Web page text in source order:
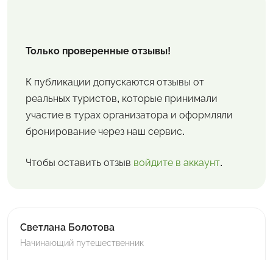
Только проверенные отзывы!
К публикации допускаются отзывы от
реальных туристов, которые принимали
участие в турах организатора и оформляли
бронирование через наш сервис.
Чтобы оставить отзыв войдите в аккаунт.
Светлана Болотова
Начинающий путешественник